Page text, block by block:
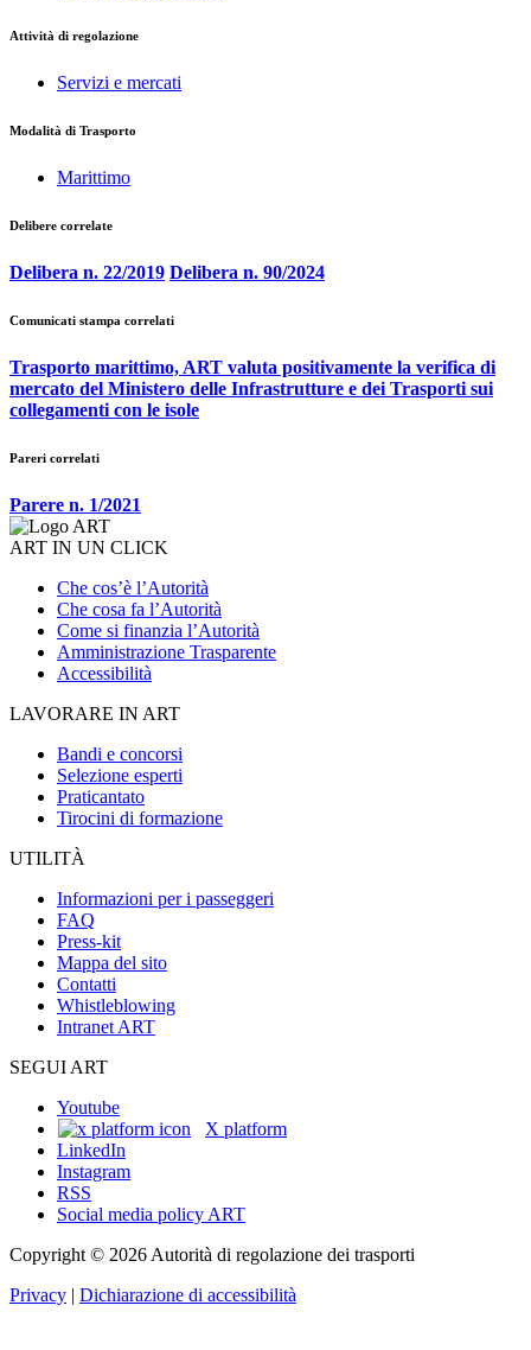
Attività di regolazione
Servizi e mercati
Modalità di Trasporto
Marittimo
Delibere correlate
Delibera n. 22/2019 Delibera n. 90/2024
Comunicati stampa correlati
Trasporto marittimo, ART valuta positivamente la verifica di
mercato del Ministero delle Infrastrutture e dei Trasporti sui
collegamenti con le isole
Pareri correlati
Parere n. 1/2021
ART IN UN CLICK
Che cos’è l’Autorità
Che cosa fa l’Autorità
Come si finanzia l’Autorità
Amministrazione Trasparente
Accessibilità
LAVORARE IN ART
Bandi e concorsi
Selezione esperti
Praticantato
Tirocini di formazione
UTILITÀ
Informazioni per i passeggeri
FAQ
Press-kit
Mappa del sito
Contatti
Whistleblowing
Intranet ART
SEGUI ART
Youtube
X platform
LinkedIn
Instagram
RSS
Social media policy ART
Copyright © 2026 Autorità di regolazione dei trasporti
Privacy | Dichiarazione di accessibilità